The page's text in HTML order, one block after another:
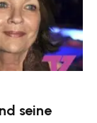
seine